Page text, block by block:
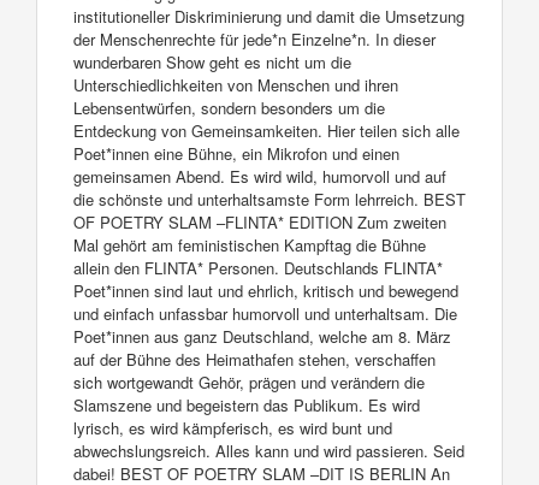
institutioneller Diskriminierung und damit die Umsetzung
der Menschenrechte für jede*n Einzelne*n. In dieser
wunderbaren Show geht es nicht um die
Unterschiedlichkeiten von Menschen und ihren
Lebensentwürfen, sondern besonders um die
Entdeckung von Gemeinsamkeiten. Hier teilen sich alle
Poet*innen eine Bühne, ein Mikrofon und einen
gemeinsamen Abend. Es wird wild, humorvoll und auf
die schönste und unterhaltsamste Form lehrreich. BEST
OF POETRY SLAM –FLINTA* EDITION Zum zweiten
Mal gehört am feministischen Kampftag die Bühne
allein den FLINTA* Personen. Deutschlands FLINTA*
Poet*innen sind laut und ehrlich, kritisch und bewegend
und einfach unfassbar humorvoll und unterhaltsam. Die
Poet*innen aus ganz Deutschland, welche am 8. März
auf der Bühne des Heimathafen stehen, verschaffen
sich wortgewandt Gehör, prägen und verändern die
Slamszene und begeistern das Publikum. Es wird
lyrisch, es wird kämpferisch, es wird bunt und
abwechslungsreich. Alles kann und wird passieren. Seid
dabei! BEST OF POETRY SLAM –DIT IS BERLIN An